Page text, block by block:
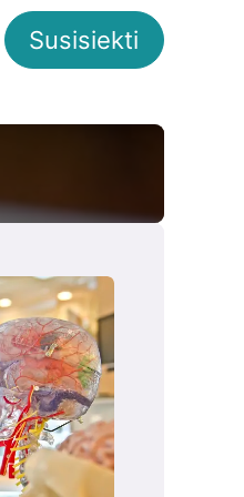
Susisiekti